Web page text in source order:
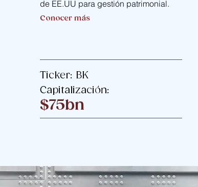
de EE.UU para gestión patrimonial.​
Conocer más
Ticker: BK
Capitalización:
$75bn